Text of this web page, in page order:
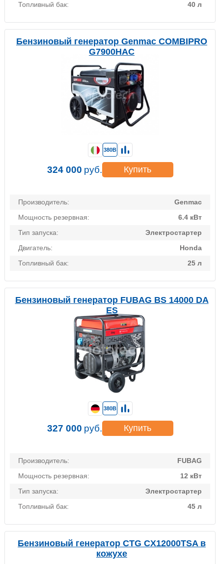
Топливный бак:
40 л
Бензиновый генератор Genmac COMBIPRO
G7900HAC
Производитель:
Genmac
Мощность резервная:
6.4 кВт
Тип запуска:
Электростартер
Двигатель:
Honda
Топливный бак:
25 л
380В
324 000 руб. Купить
Бензиновый генератор FUBAG BS 14000 DA
ES
Производитель:
FUBAG
Мощность резервная:
12 кВт
Тип запуска:
Электростартер
Топливный бак:
45 л
380В
327 000 руб. Купить
Бензиновый генератор CTG CX12000TSA в
кожухе